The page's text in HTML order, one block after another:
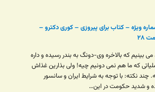
جادی ۲۳۱ – شماره ویژه – کتاب برای پیروزی – کوری دکترو –
۲۸
بینیم که بالاخره وی-دونگ به بندر رسیده و داره
که ما هم نمی دونیم چیه! ولی بذارین غذاش
چند نکته: با توجه به شرایط ایران و سانسور
و شدید حکومت در این…